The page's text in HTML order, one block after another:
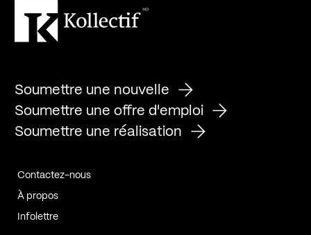
Soumettre une nouvelle
Soumettre une offre d'emploi
Soumettre une réalisation
Contactez-nous
À propos
Infolettre